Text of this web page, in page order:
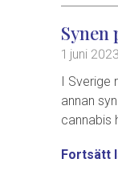
Synen
1 juni 2023
I Sverige
annan
cannabis
Fortsätt